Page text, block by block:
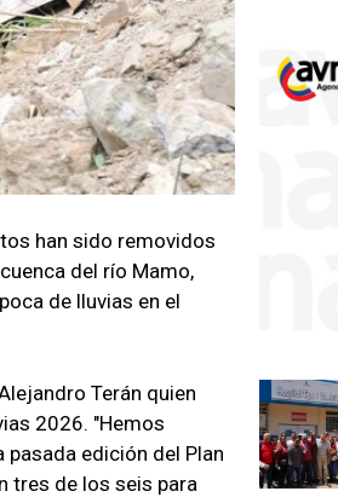
han sido removidos
del río Mamo,
de lluvias en el
Terán quien
2026. "Hemos
edición del Plan
tres de los seis para